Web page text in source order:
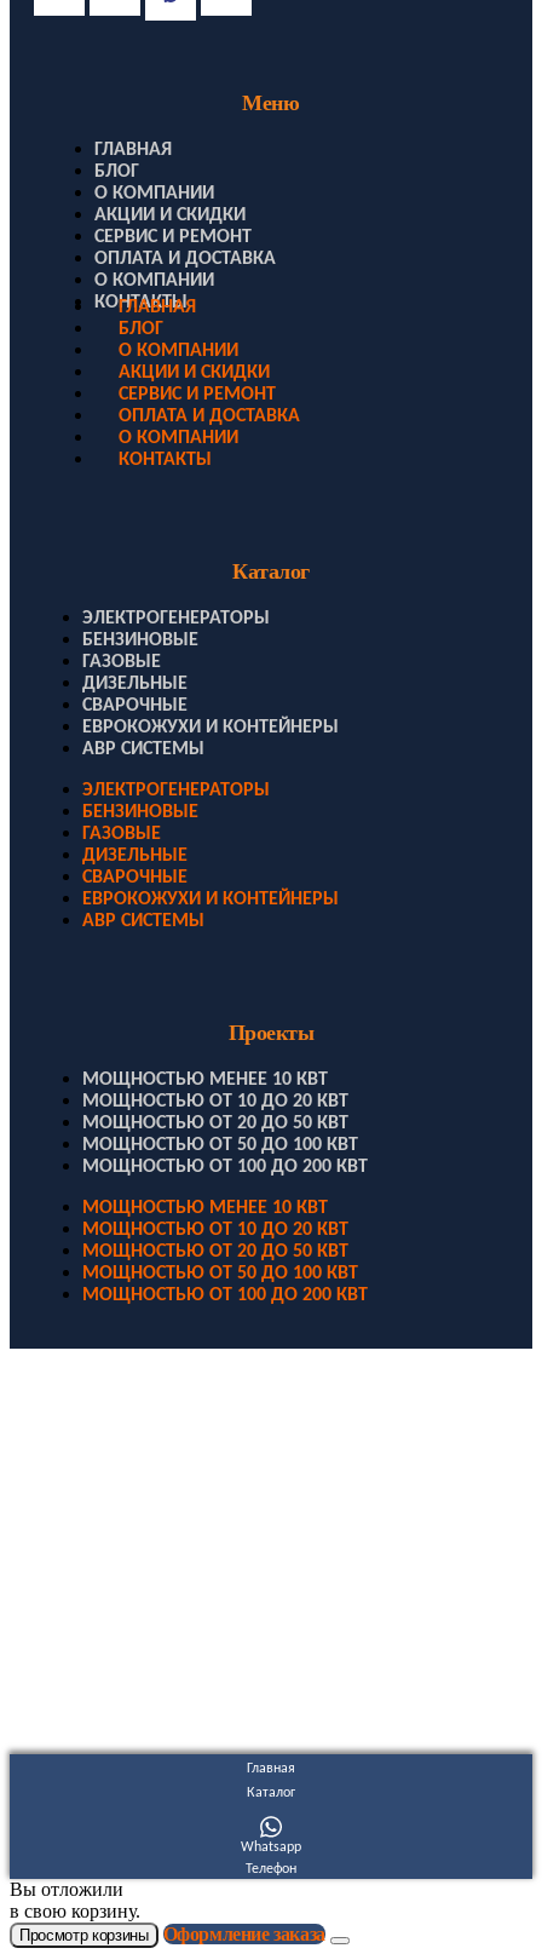
Меню
ГЛАВНАЯ
БЛОГ
О КОМПАНИИ
АКЦИИ И СКИДКИ
СЕРВИС И РЕМОНТ
ОПЛАТА И ДОСТАВКА
О КОМПАНИИ
КОНТАКТЫ
ГЛАВНАЯ
БЛОГ
О КОМПАНИИ
АКЦИИ И СКИДКИ
СЕРВИС И РЕМОНТ
ОПЛАТА И ДОСТАВКА
О КОМПАНИИ
КОНТАКТЫ
Каталог
ЭЛЕКТРОГЕНЕРАТОРЫ
БЕНЗИНОВЫЕ
ГАЗОВЫЕ
ДИЗЕЛЬНЫЕ
СВАРОЧНЫЕ
ЕВРОКОЖУХИ И КОНТЕЙНЕРЫ
АВР СИСТЕМЫ
ЭЛЕКТРОГЕНЕРАТОРЫ
БЕНЗИНОВЫЕ
ГАЗОВЫЕ
ДИЗЕЛЬНЫЕ
СВАРОЧНЫЕ
ЕВРОКОЖУХИ И КОНТЕЙНЕРЫ
АВР СИСТЕМЫ
Проекты
МОЩНОСТЬЮ МЕНЕЕ 10 КВТ
МОЩНОСТЬЮ ОТ 10 ДО 20 КВТ
МОЩНОСТЬЮ ОТ 20 ДО 50 КВТ
МОЩНОСТЬЮ ОТ 50 ДО 100 КВТ
МОЩНОСТЬЮ ОТ 100 ДО 200 КВТ
МОЩНОСТЬЮ МЕНЕЕ 10 КВТ
МОЩНОСТЬЮ ОТ 10 ДО 20 КВТ
МОЩНОСТЬЮ ОТ 20 ДО 50 КВТ
МОЩНОСТЬЮ ОТ 50 ДО 100 КВТ
МОЩНОСТЬЮ ОТ 100 ДО 200 КВТ
Главная
Каталог
Whatsapp
Телефон
Вы отложили
в свою корзину.
Просмотр корзины Оформление заказа